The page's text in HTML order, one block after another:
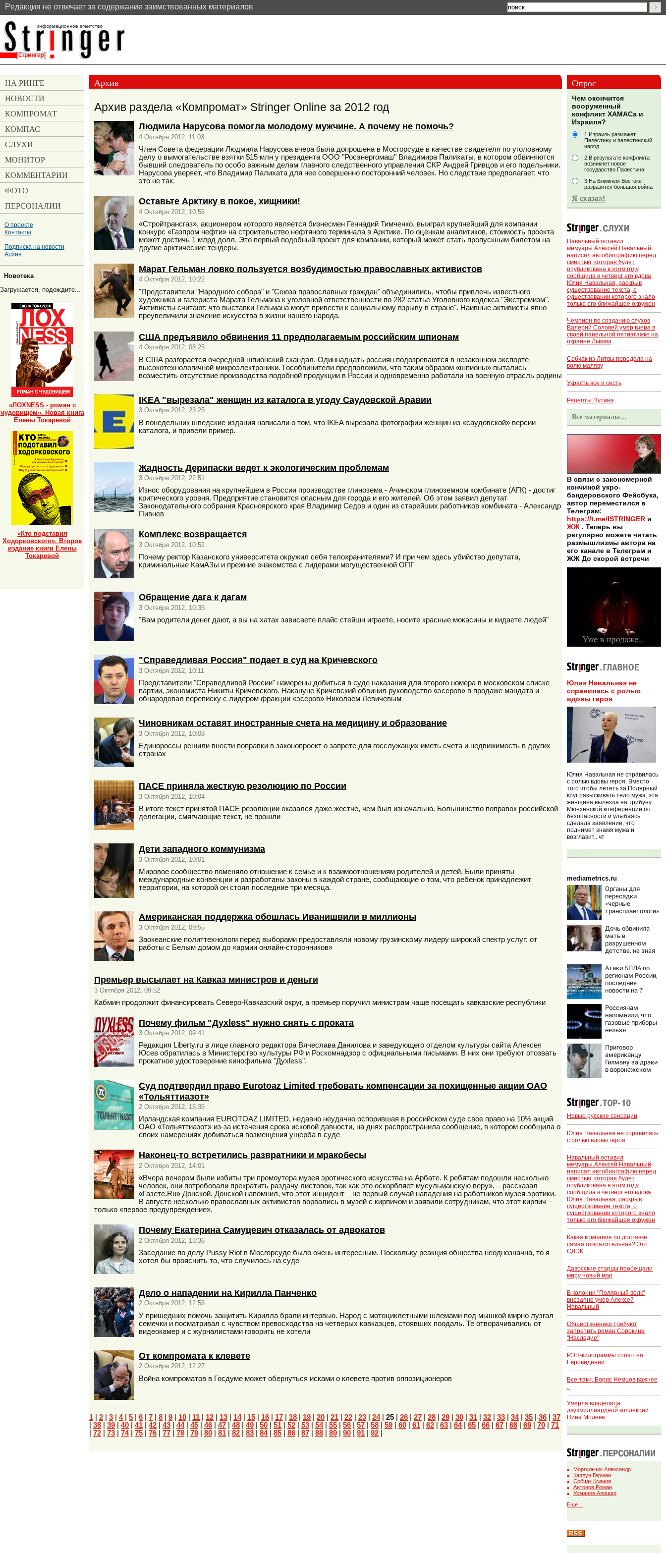
Pедакция не отвечает за содержание заимствованных материалов
Архив
Архив раздела «Компромат» Stringer Online за 2012 год
Людмила Нарусова помогла молодому мужчине. А почему не помочь?
4 Октября 2012, 11:03
Член Совета федерации Людмила Нарусова вчера была допрошена в Мосгорсуде в качестве свидетеля по уголовному
делу о вымогательстве взятки $15 млн у президента ООО "Росэнергомаш" Владимира Палихаты, в котором обвиняются
бывший следователь по особо важным делам главного следственного управления СКР Андрей Гривцов и его подельники.
Нарусова уверяет, что Владимир Палихата для нее совершенно посторонний человек. Но следствие предполагает, что
это не так.
Оставьте Арктику в покое, хищники!
4 Октября 2012, 10:56
«Стройтрансгаз», акционером которого является бизнесмен Геннадий Тимченко, выиграл крупнейший для компании
конкурс «Газпром нефти» на строительство нефтяного терминала в Арктике. По оценкам аналитиков, стоимость проекта
может достичь 1 млрд долл. Это первый подобный проект для компании, который может стать пропускным билетом на
другие арктические тендеры.
Марат Гельман ловко пользуется возбудимостью православных активистов
4 Октября 2012, 10:22
"Представители "Народного собора" и "Союза православных граждан" объединились, чтобы привлечь известного
художника и галериста Марата Гельмана к уголовной ответственности по 282 статье Уголовного кодекса "Экстремизм".
Активисты считают, что выставки Гельмана могут привести к социальному взрыву в стране". Наивные активисты явно
преувеличили значение искусства в жизни нашего народа.
США предъявило обвинения 11 предполагаемым российским шпионам
4 Октября 2012, 08:25
В США разгорается очередной шпионский скандал. Одиннадцать россиян подозреваются в незаконном экспорте
высокотехнологичной микроэлектроники. Гособвинители предположили, что таким образом «шпионы» пытались
возместить отсутствие производства подобной продукции в России и одновременно работали на военную отрасль родины
IKEA "вырезала" женщин из каталога в угоду Саудовской Аравии
3 Октября 2012, 23:25
В понедельник шведские издания написали о том, что IKEA вырезала фотографии женщин из «саудовской» версии
каталога, и привели пример.
Жадность Дерипаски ведет к экологическим проблемам
3 Октября 2012, 22:51
Износ оборудования на крупнейшем в России производстве глинозема - Ачинском глиноземном комбинате (АГК) - достиг
критического уровня. Предприятие становится опасным для города и его жителей. Об этом заявил депутат
Законодательного собрания Красноярского края Владимир Седов и один из старейших работников комбината - Александр
Пивнев
Комплекс возвращается
3 Октября 2012, 10:52
Почему ректор Казанского университета окружил себя телохранителями? И при чем здесь убийство депутата,
криминальные КамАЗы и прежние знакомства с лидерами могущественной ОПГ
Обращение дага к дагам
3 Октября 2012, 10:35
"Вам родители денег дают, а вы на хатах зависаете плайс стейшн играете, носите красные мокасины и кидаете людей"
"Справедливая Россия" подает в суд на Кричевского
3 Октября 2012, 10:11
Представители "Справедливой России" намерены добиться в суде наказания для второго номера в московском списке
партии, экономиста Никиты Кричевского. Накануне Кричевский обвинил руководство «эсеров» в продаже мандата и
обнародовал переписку с лидером фракции «эсеров» Николаем Левичевым
Чиновникам оставят иностранные счета на медицину и образование
3 Октября 2012, 10:08
Единороссы решили внести поправки в законопроект о запрете для госслужащих иметь счета и недвижимость в других
странах
ПАСЕ приняла жесткую резолюцию по России
3 Октября 2012, 10:04
В итоге текст принятой ПАСЕ резолюции оказался даже жестче, чем был изначально. Большинство поправок российской
делегации, смягчающие текст, не прошли
Дети западного коммунизма
3 Октября 2012, 10:01
Мировое сообщество поменяло отношение к семье и к взаимоотношениям родителей и детей. Были приняты
международные конвенции и разработаны законы в каждой стране, сообщающие о том, что ребенок принадлежит
территории, на которой он стоял последние три месяца.
Американская поддержка обошлась Иванишвили в миллионы
3 Октября 2012, 09:55
Заокеанские политтехнологи перед выборами предоставляли новому грузинскому лидеру широкий спектр услуг: от
работы с Белым домом до «армии онлайн-сторонников»
Премьер высылает на Кавказ министров и деньги
3 Октября 2012, 09:52
Кабмин продолжит финансировать Северо-Кавказский округ, а премьер поручил министрам чаще посещать кавказские республики
Почему фильм "Духless" нужно снять с проката
3 Октября 2012, 09:41
Редакция Liberty.ru в лице главного редактора Вячеслава Данилова и заведующего отделом культуры сайта Алексея
Юсев обратилась в Министерство культуры РФ и Роскомнадзор с официальными письмами. В них они требуют отозвать
прокатное удостоверение кинофильма "Духless".
Суд подтвердил право Eurotoaz Limited требовать компенсации за похищенные акции ОАО
«Тольяттиазот»
2 Октября 2012, 15:36
Ирландская компания EUROTOAZ LIMITED, недавно неудачно оспорившая в российском суде свое право на 10% акций
ОАО «Тольяттиазот» из-за истечения срока исковой давности, на днях распространила сообщение, в котором сообщила о
своих намерениях добиваться возмещения ущерба в суде
Наконец-то встретились развратники и мракобесы
2 Октября 2012, 14:01
«Вчера вечером были избиты три промоутера музея эротического искусства на Арбате. К ребятам подошли несколько
человек, они потребовали прекратить раздачу листовок, так как это оскорбляет мусульманскую веру», – рассказал
«Газете.Ru» Донской. Донской напомнил, что этот инцидент – не первый случай нападения на работников музея эротики.
В августе несколько православных активистов ворвались в музей с кирпичом и заявили сотрудникам, что этот кирпич –
только «первое предупреждение».
Почему Екатерина Самуцевич отказалась от адвокатов
2 Октября 2012, 13:36
Заседание по делу Pussy Riot в Мосгорсуде было очень интересным. Поскольку реакция общества неоднозначна, то я
хотел бы прояснить то, что случилось на суде
Дело о нападении на Кирилла Панченко
2 Октября 2012, 12:56
У пришедших помочь защитить Кирилла брали интервью. Народ с мотоциклетными шлемами под мышкой мирно лузгал
семечки и посматривал с чувством превосходства на четверых кавказцев, стоявших поодаль. Те отворачивались от
видеокамер и с журналистами говорить не хотели
От компромата к клевете
2 Октября 2012, 12:27
Война компроматов в Госдуме может обернуться исками о клевете против оппозиционеров
1 2 3 4| 5 6 7 8 9 10 11 12 13 14| 15 16 17 18 19 20 21 22 23 24| 25 26 27 28 29 30 31 32 33 34| 35 36
37
38 39 40 41 42 43 44| 45 46 47 48 49 50 51 52 53 54| 55 56 57 58 59 60 61 62 63 64| 65 66 67 68 69 70
71
72 73 74| 75 76 77 78 79 80 81 82 83 84| 85 86 87 88 89 90 91 92
Опрос
Чем окончится
вооруженный
конфликт ХАМАСа и
Израиля?
1.Израиль размажет
Палестину и палестинский
народ
2.В результате конфликта
возникнет новое
государство Палестина
3.На Ближнем Востоке
разразится большая война
Навальный оставил
мемуары.Алексей Навальный
написал автобиографию перед
смертью, которая будет
опубликована в этом году,
сообщила в четверг его вдова
Юлия Навальная, раскрыв
существование текста, о
существовании которого знало
только его ближайшее окружен
Чемпион по созданию слухов
Валерий Соловей умер вчера в
своей панельной пятиэтажке на
окраине Львова
Собчак из Литвы передала на
волю маляву
Украсть все и сесть
Рецепты Путина
Все материалы…
В связи с закономерной
кончиной укро-
бандеровского Фейсбука,
автор переместился в
Телеграм:
https://t.me/ISTRINGER и
ЖЖ . Теперь вы
регулярно можете читать
размышлизмы автора на
его канале в Телеграм и
ЖЖ До скорой встречи
Юлия Навальная не
справилась с ролью
вдовы героя
Юлия Навальная не справилась
с ролью вдовы героя. Вместо
того чтобы лететь за Полярный
круг разыскивать тело мужа, эта
женщина вылезла на трибуну
Мюнхенской конференции по
безопасности и улыбаясь
сделала заявление, что
поднимет знамя мужа и
возглавит...чт
mediametrics.ru
Органы для
пересадки
«черные
трансплантологи»
живых пациентов
Дочь обвинила
мать в
разрушенном
детстве, не зная
своём отце -
история одной
семьи
Атаки БПЛА по
регионам России,
последние
новости на 7
последствия,
атаки на склады
Wildberries,
состояние
пострадавших
Россиянам
напомнили, что
газовые приборы
нельзя
самостоятельно
Приговор
американцу
Гилману за драки
в воронежском
Новости на
Вести.ru
Новые русские сенсации
Юлия Навальная не справилась
с ролью вдовы героя
Навальный оставил
мемуары.Алексей Навальный
написал автобиографию перед
смертью, которая будет
опубликована в этом году,
сообщила в четверг его вдова
Юлия Навальная, раскрыв
существование текста, о
существовании которого знало
только его ближайшее окружен
Какая компания по доставке
самая отвратительная? Это
СДЭК.
Давосские старцы пообещали
миру новый мор
В колонии "Полярный волк"
внезапно умер Алексей
Навальный
Общественники требуют
запретить роман Сорокина
"Наследие"
РЭП-килограммы споют на
Евровидении
Все-таки, Борис Немцов важнее
Умерла владелица
двухмиллиардной коллекции
Нина Молева
Моргульчик Александр
Каплун Герман
Собчак Ксения
Антонов Роман
Усманов Алишер
Еще…
НА РИНГЕ
НОВОСТИ
КОМПРОМАТ
КОМПАС
СЛУХИ
МОНИТОР
КОММЕНТАРИИ
ФОТО
ПЕРСОНАЛИИ
О проекте
Контакты
Подписка на новости
Архив
Новотека
Загружается, подождите...
«ЛОХNESS - роман с
чудовищем». Новая книга
Елены Токаревой
«Кто подставил
Ходорковского». Второе
издание книги Елены
Токаревой